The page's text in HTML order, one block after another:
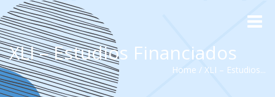
Toggle
XLI – Estudios Financiados
Home / XLI – Estudios...